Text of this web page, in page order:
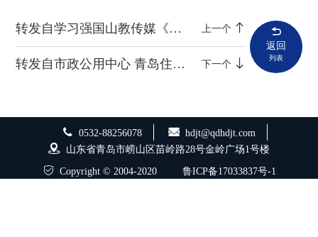
转发自学习强国山教传媒《先锋人物|青岛海德工程集团李庚忠：传承工匠精神 发挥领军作用》 上一个
转发自市政公用中心 青岛住房和城乡建设【助力乡村振兴 “先锋住建”在行动——青岛海德工程集团献爱心办实事】 下一个
返回
列表
0532-88256078
hdjt@qdhdjt.com
山东省青岛市崂山区苗岭路28号金岭广场1号楼
Copyright © 2004-2020 鲁ICP备17033837号-1